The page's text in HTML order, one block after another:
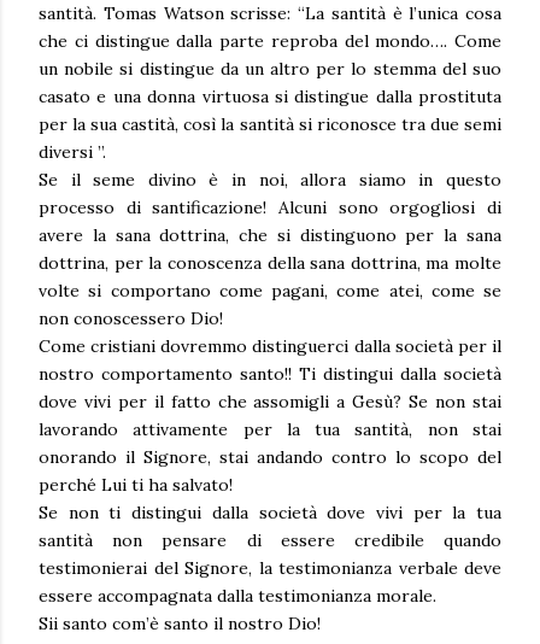
santità. Tomas Watson scrisse: “La santità è l’unica cosa
che ci distingue dalla parte reproba del mondo…. Come
un nobile si distingue da un altro per lo stemma del suo
casato e una donna virtuosa si distingue dalla prostituta
per la sua castità, così la santità si riconosce tra due semi
diversi ”.
Se il seme divino è in noi, allora siamo in questo
processo di santificazione! Alcuni sono orgogliosi di
avere la sana dottrina, che si distinguono per la sana
dottrina, per la conoscenza della sana dottrina, ma molte
volte si comportano come pagani, come atei, come se
non conoscessero Dio!
Come cristiani dovremmo distinguerci dalla società per il
nostro comportamento santo!! Ti distingui dalla società
dove vivi per il fatto che assomigli a Gesù? Se non stai
lavorando attivamente per la tua santità, non stai
onorando il Signore, stai andando contro lo scopo del
perché Lui ti ha salvato!
Se non ti distingui dalla società dove vivi per la tua
santità non pensare di essere credibile quando
testimonierai del Signore, la testimonianza verbale deve
essere accompagnata dalla testimonianza morale.
Sii santo com’è santo il nostro Dio!